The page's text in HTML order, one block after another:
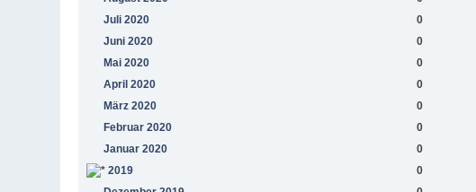
Juli 2020
0
Juni 2020
0
Mai 2020
0
April 2020
0
März 2020
0
Februar 2020
0
Januar 2020
0
2019
0